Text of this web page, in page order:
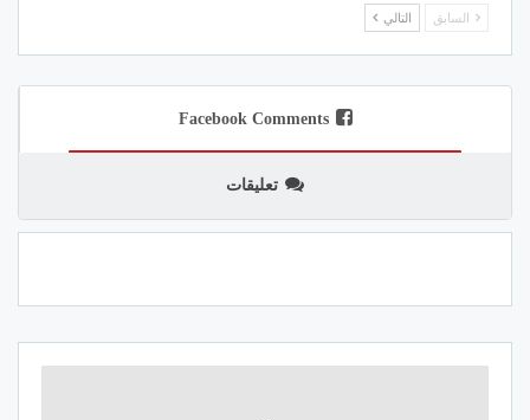
السابق التالي
Facebook Comments
تعليقات